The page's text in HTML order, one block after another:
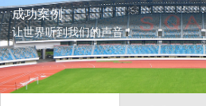
成功案例
让世界听到我们的声音！